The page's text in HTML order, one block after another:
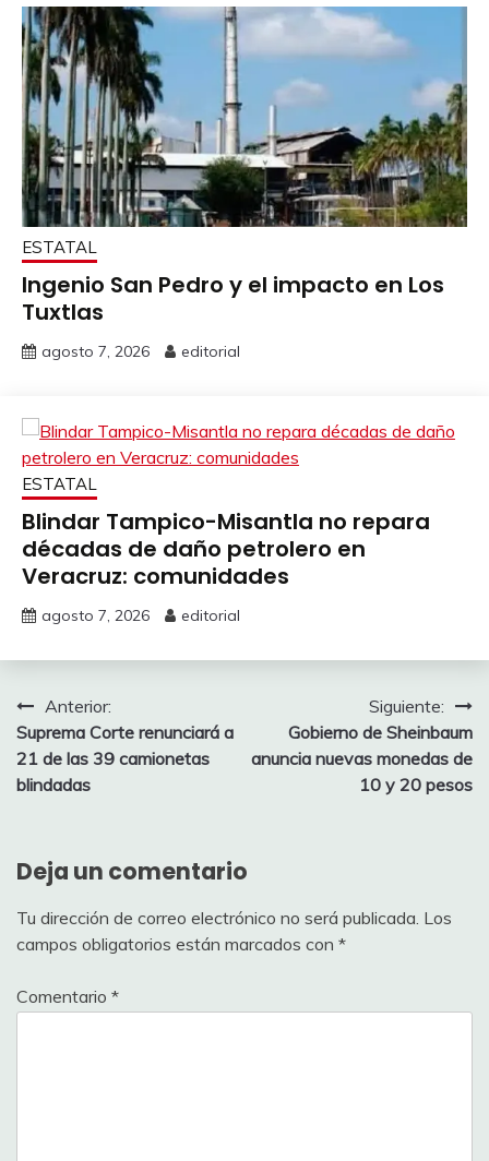
ESTATAL
Ingenio San Pedro y el impacto en Los
Tuxtlas
agosto 7, 2026 editorial
ESTATAL
Blindar Tampico-Misantla no repara
décadas de daño petrolero en
Veracruz: comunidades
agosto 7, 2026 editorial
Navegación
de
entradas
Anterior:
Suprema Corte renunciará a
21 de las 39 camionetas
blindadas
Siguiente:
Gobierno de Sheinbaum
anuncia nuevas monedas de
10 y 20 pesos
Deja un comentario
Tu dirección de correo electrónico no será publicada. Los
campos obligatorios están marcados con *
Comentario *